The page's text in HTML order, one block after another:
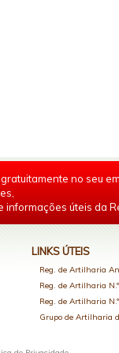
no seu
informações úteis da
LINKS ÚTEIS
Reg. de Artilharia
Reg. de Artilharia
Reg. de Artilharia
Grupo de Artilharia